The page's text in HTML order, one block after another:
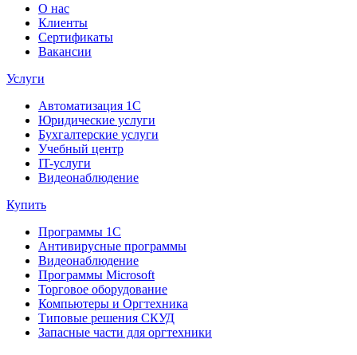
О нас
Клиенты
Сертификаты
Вакансии
Услуги
Автоматизация 1С
Юридические услуги
Бухгалтерские услуги
Учебный центр
IT-услуги
Видеонаблюдение
Купить
Программы 1С
Антивирусные программы
Видеонаблюдение
Программы Microsoft
Торговое оборудование
Компьютеры и Оргтехника
Типовые решения СКУД
Запасные части для оргтехники